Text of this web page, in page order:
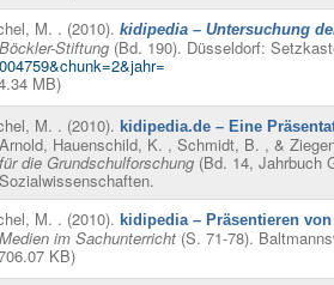
M. . (2010). kidipedia – Untersuchung
Böckler-Stiftung (Bd. 190). Düsseldorf:
004759&chunk=2&jahr=
MB)
M. . (2010). kidipedia.de – Eine
Arnold, Hauenschild, K. , Schmidt, B. , &
für die Grundschulforschung (Bd. 14, Jahrbuch
Sozialwissenschaften.
M. . (2010). kidipedia – Präsentieren
Medien im Sachunterricht (S. 71-78).
KB)